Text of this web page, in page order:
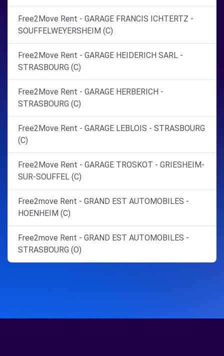
Free2Move Rent - GARAGE FRANCIS ICHTERTZ -
SOUFFELWEYERSHEIM (C)
Free2Move Rent - GARAGE HEIDERICH SARL -
STRASBOURG (C)
Free2Move Rent - GARAGE HERBERICH -
STRASBOURG (C)
Free2Move Rent - GARAGE LEBLOIS - STRASBOURG
(C)
Free2Move Rent - GARAGE TROSKOT - GRIESHEIM-
SUR-SOUFFEL (C)
Free2move Rent - GRAND EST AUTOMOBILES -
HOENHEIM (C)
Free2move Rent - GRAND EST AUTOMOBILES -
STRASBOURG (O)